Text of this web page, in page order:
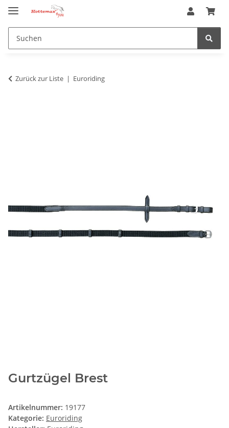
Zurück zur Liste Euroriding
Gurtzügel Brest
Artikelnummer: 19177
Kategorie: Euroriding